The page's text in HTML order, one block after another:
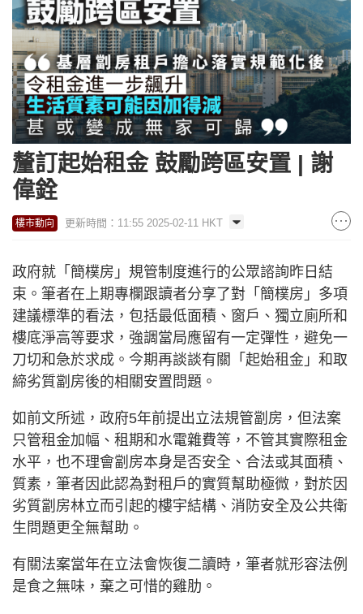
釐訂起始租金 鼓勵跨區安置 | 謝
偉銓
樓市動向 更新時間：11:55 2025-02-11 HKT
政府就「簡樸房」規管制度進行的公眾諮詢昨日結
束。筆者在上期專欄跟讀者分享了對「簡樸房」多項
建議標準的看法，包括最低面積、窗戶、獨立廁所和
樓底淨高等要求，強調當局應留有一定彈性，避免一
刀切和急於求成。今期再談談有關「起始租金」和取
締劣質劏房後的相關安置問題。
如前文所述，政府5年前提出立法規管劏房，但法案
只管租金加幅、租期和水電雜費等，不管其實際租金
水平，也不理會劏房本身是否安全、合法或其面積、
質素，筆者因此認為對租戶的實質幫助極微，對於因
劣質劏房林立而引起的樓宇結構、消防安全及公共衛
生問題更全無幫助。
有關法案當年在立法會恢復二讀時，筆者就形容法例
是食之無味，棄之可惜的雞肋。